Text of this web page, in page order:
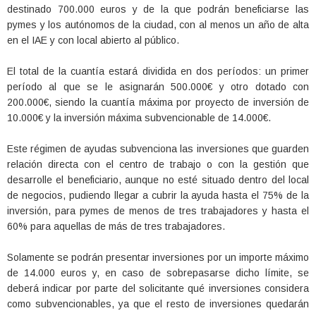
destinado 700.000 euros y de la que podrán beneficiarse las
pymes y los autónomos de la ciudad, con al menos un año de alta
en el IAE y con local abierto al público.
El total de la cuantía estará dividida en dos períodos: un primer
período al que se le asignarán 500.000€ y otro dotado con
200.000€, siendo la cuantía máxima por proyecto de inversión de
10.000€ y la inversión máxima subvencionable de 14.000€.
Este régimen de ayudas subvenciona las inversiones que guarden
relación directa con el centro de trabajo o con la gestión que
desarrolle el beneficiario, aunque no esté situado dentro del local
de negocios, pudiendo llegar a cubrir la ayuda hasta el 75% de la
inversión, para pymes de menos de tres trabajadores y hasta el
60% para aquellas de más de tres trabajadores.
Solamente se podrán presentar inversiones por un importe máximo
de 14.000 euros y, en caso de sobrepasarse dicho límite, se
deberá indicar por parte del solicitante qué inversiones considera
como subvencionables, ya que el resto de inversiones quedarán